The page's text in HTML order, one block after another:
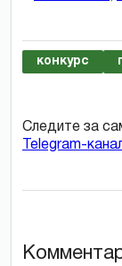
конкурс
Следите за
Telegram-